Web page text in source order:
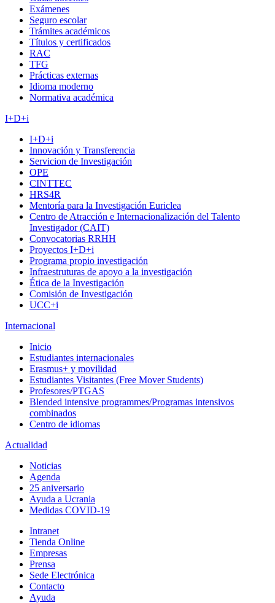
Exámenes
Seguro escolar
Trámites académicos
Títulos y certificados
RAC
TFG
Prácticas externas
Idioma moderno
Normativa académica
I+D+i
I+D+i
Innovación y Transferencia
Servicion de Investigación
OPE
CINTTEC
HRS4R
Mentoría para la Investigación Euriclea
Centro de Atracción e Internacionalización del Talento
Investigador (CAIT)
Convocatorias RRHH
Proyectos I+D+i
Programa propio investigación
Infraestruturas de apoyo a la investigación
Ética de la Investigación
Comisión de Investigación
UCC+i
Internacional
Inicio
Estudiantes internacionales
Erasmus+ y movilidad
Estudiantes Visitantes (Free Mover Students)
Profesores/PTGAS
Blended intensive programmes/Programas intensivos
combinados
Centro de idiomas
Actualidad
Noticias
Agenda
25 aniversario
Ayuda a Ucrania
Medidas COVID-19
Intranet
Tienda Online
Empresas
Prensa
Sede Electrónica
Contacto
Ayuda